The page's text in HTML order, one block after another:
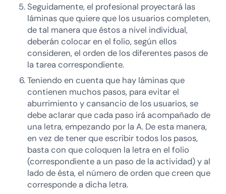
Seguidamente, el profesional proyectará las
láminas que quiere que los usuarios completen,
de tal manera que éstos a nivel individual,
deberán colocar en el folio, según ellos
consideren, el orden de los diferentes pasos de
la tarea correspondiente.
Teniendo en cuenta que hay láminas que
contienen muchos pasos, para evitar el
aburrimiento y cansancio de los usuarios, se
debe aclarar que cada paso irá acompañado de
una letra, empezando por la A. De esta manera,
en vez de tener que escribir todos los pasos,
basta con que coloquen la letra en el folio
(correspondiente a un paso de la actividad) y al
lado de ésta, el número de orden que creen que
corresponde a dicha letra.